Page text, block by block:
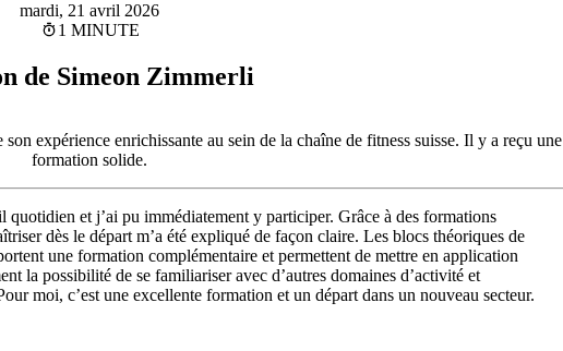
mardi, 21 avril 2026
1 MINUTE
de Simeon Zimmerli
expérience enrichissante au sein de la chaîne de fitness suisse. Il y a reçu une
formation solide.
et j’ai pu immédiatement y participer. Grâce à des formations
dès le départ m’a été expliqué de façon claire. Les blocs théoriques de
une formation complémentaire et permettent de mettre en application
la possibilité de se familiariser avec d’autres domaines d’activité et
moi, c’est une excellente formation et un départ dans un nouveau secteur.